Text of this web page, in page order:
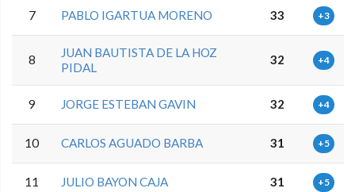
7 PABLO IGARTUA MORENO 33 +3
8
JUAN BAUTISTA DE LA HOZ
PIDAL
32 +4
9 JORGE ESTEBAN GAVIN 32 +4
10 CARLOS AGUADO BARBA 31 +5
11 JULIO BAYON CAJA 31 +5